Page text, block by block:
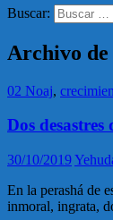
Buscar:
Archivo
02 Noaj,
Dos
30/10/2019
En la perashá de
inmoral, ingrata,